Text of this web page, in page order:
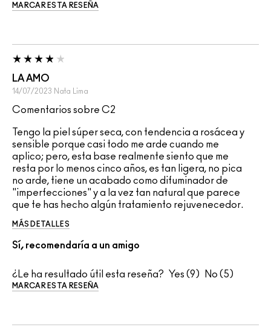
MARCAR ESTA RESEÑA
LA AMO
14/07/2023 Nata Lima
Comentarios sobre C2
Tengo la piel súper seca, con tendencia a rosácea y
sensible porque casi todo me arde cuando me
aplico; pero, esta base realmente siento que me
resta por lo menos cinco años, es tan ligera, no pica
no arde, tiene un acabado como difuminador de
"imperfecciones" y a la vez tan natural que parece
que te has hecho algún tratamiento rejuvenecedor.
MÁS DETALLES
Sí, recomendaría a un amigo
¿Le ha resultado útil esta reseña? 9 5
MARCAR ESTA RESEÑA